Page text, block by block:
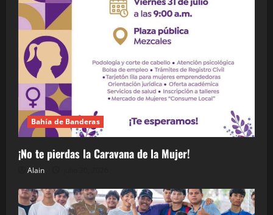
Bahía de Banderas
¡No te pierdas la Caravana de la Mujer!
Alain